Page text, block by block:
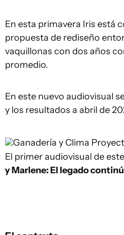
En esta primavera Iris está
propuesta de rediseño
vaquillonas con dos años
promedio.
En este nuevo audiovisual
y los resultados a abril de
Ganadería y Clima
El primer audiovisual de
y Marlene: El legado